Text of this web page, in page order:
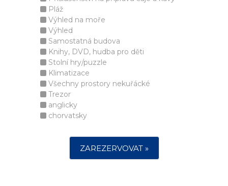
Pláž
Výhled na moře
Výhled
Samostatná budova
Knihy, DVD, hudba pro děti
Stolní hry/puzzle
Klimatizace
Všechny prostory nekuřácké
Trezor
anglicky
chorvatsky
ZAREZERVOVAT »